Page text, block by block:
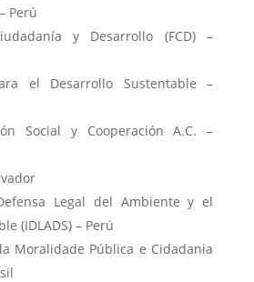
Perú
y Desarrollo (FCD) –
el Desarrollo Sustentable –
Social y Cooperación A.C. –
Legal del Ambiente y el
(IDLADS) – Perú
Moralidade Pública e Cidadania